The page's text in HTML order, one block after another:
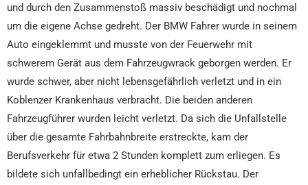
und durch den Zusammenstoß massiv beschädigt und nochmal
um die eigene Achse gedreht. Der BMW Fahrer wurde in seinem
Auto eingeklemmt und musste von der Feuerwehr mit
schwerem Gerät aus dem Fahrzeugwrack geborgen werden. Er
wurde schwer, aber nicht lebensgefährlich verletzt und in ein
Koblenzer Krankenhaus verbracht. Die beiden anderen
Fahrzeugführer wurden leicht verletzt. Da sich die Unfallstelle
über die gesamte Fahrbahnbreite erstreckte, kam der
Berufsverkehr für etwa 2 Stunden komplett zum erliegen. Es
bildete sich unfallbedingt ein erheblicher Rückstau. Der